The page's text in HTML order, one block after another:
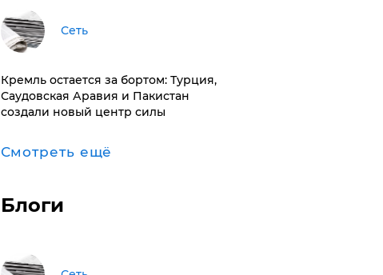
Сеть
​Кремль остается за бортом: Турция,
Саудовская Аравия и Пакистан
создали новый центр силы
Смотреть ещё
Блоги